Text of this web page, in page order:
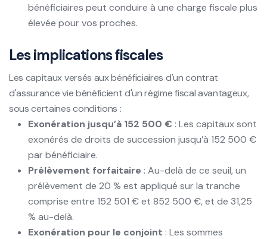
bénéficiaires peut conduire à une charge fiscale plus
élevée pour vos proches.
Les implications fiscales
Les capitaux versés aux bénéficiaires d'un contrat
d'assurance vie bénéficient d'un régime fiscal avantageux,
sous certaines conditions :
Exonération jusqu’à 152 500 € : Les capitaux sont
exonérés de droits de succession jusqu’à 152 500 €
par bénéficiaire.
Prélèvement forfaitaire : Au-delà de ce seuil, un
prélèvement de 20 % est appliqué sur la tranche
comprise entre 152 501 € et 852 500 €, et de 31,25
% au-delà.
Exonération pour le conjoint : Les sommes